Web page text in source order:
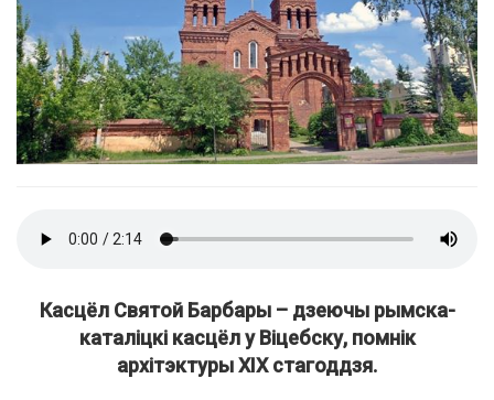
Касцёл Святой Барбары – дзеючы рымска-
каталіцкі касцёл у Віцебску, помнік
архітэктуры XIX стагоддзя.